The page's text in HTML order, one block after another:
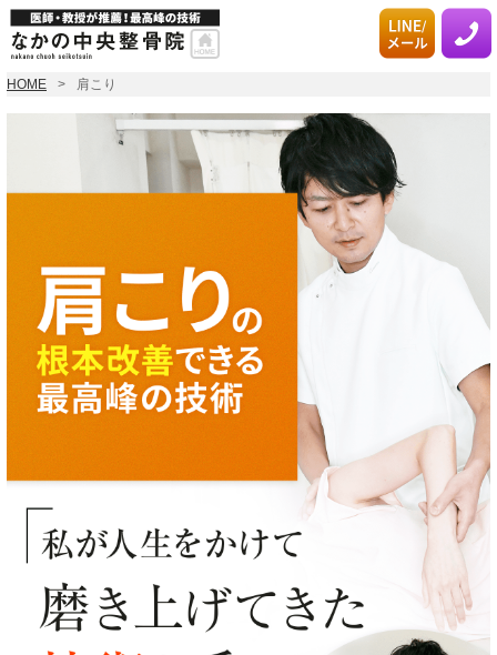
HOME 肩こり